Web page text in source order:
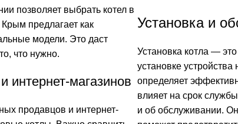
позволяет выбрать котел в
предлагает как
модели. Это даст
что нужно.
интернет-магазинов
продавцов и интернет-
Установка и
Установка котла —
установке
определяет
влияет на срок
и об обслуживании.